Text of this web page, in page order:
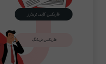
فاریکس کاپی ٹریڈرز
فاریکس ٹریڈنگ